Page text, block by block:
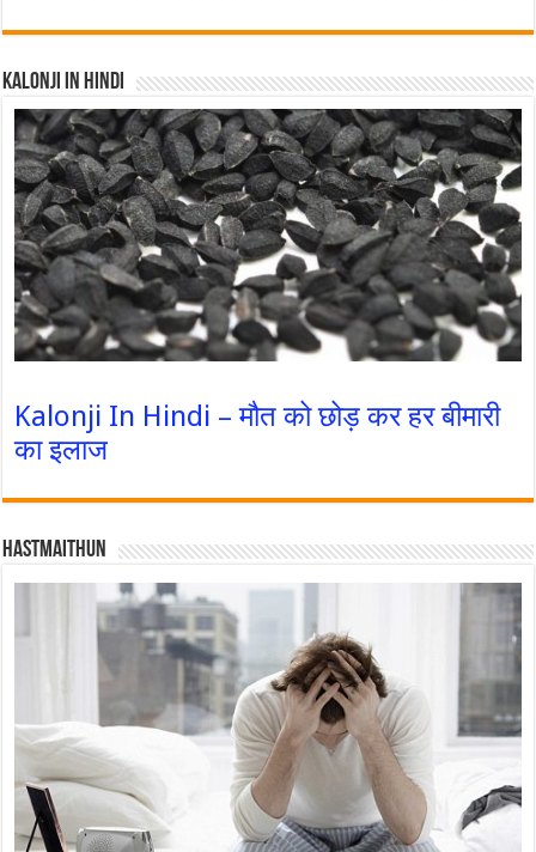
Kalonji In Hindi
Kalonji In Hindi – मौत को छोड़ कर हर बीमारी
का इलाज
Hastmaithun